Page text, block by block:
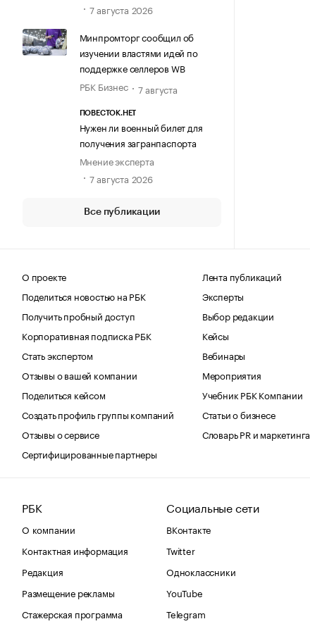
7 августа 2026
Минпромторг сообщил об
изучении властями идей по
поддержке селлеров WB
РБК Бизнес
7 августа
ПОВЕСТОК.НЕТ
Нужен ли военный билет для
получения загранпаспорта
Мнение эксперта
7 августа 2026
Все публикации
О проекте
Поделиться новостью на РБК
Получить пробный доступ
Корпоративная подписка РБК
Стать экспертом
Отзывы о вашей компании
Поделиться кейсом
Создать профиль группы компаний
Отзывы о сервисе
Сертифицированные партнеры
Лента публикаций
Эксперты
Выбор редакции
Кейсы
Вебинары
Мероприятия
Учебник РБК Компании
Статьи о бизнесе
Словарь PR и маркетинга
РБК
О компании
Контактная информация
Редакция
Размещение рекламы
Стажерская программа
Социальные сети
ВКонтакте
Twitter
Одноклассники
YouTube
Telegram